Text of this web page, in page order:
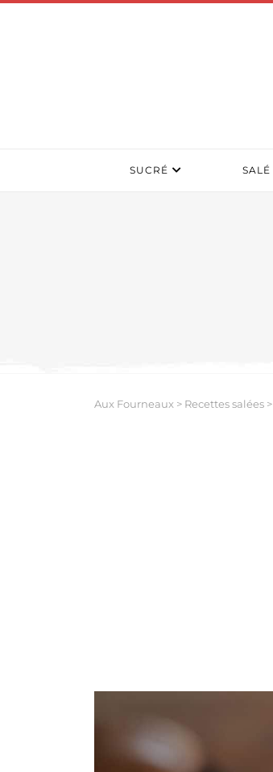
SUCRÉ SALÉ
Aux Fourneaux > Recettes salées >